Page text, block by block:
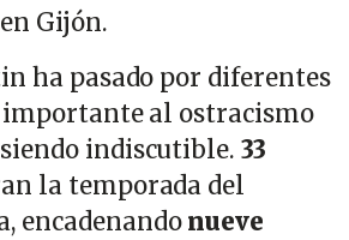
Gijón.
ha pasado por diferentes
importante al ostracismo
indiscutible.33
la temporada del
encadenandonueve